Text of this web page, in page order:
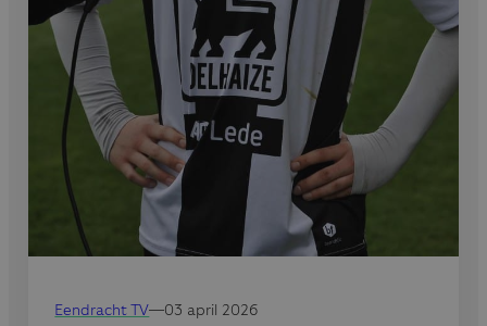
Eendracht TV—03 april 2026